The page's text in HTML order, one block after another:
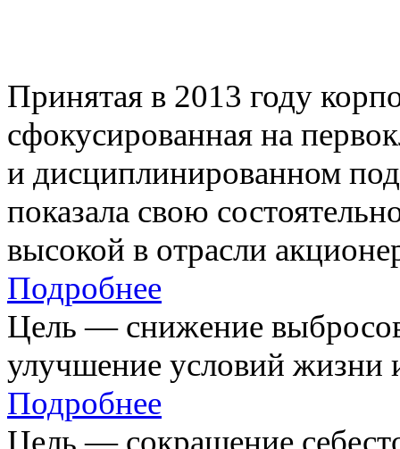
Принятая в 2013 году
сфокусированная на
и дисциплинированном
показала свою
высокой в отрасли
Подробнее
Цель — снижение
улучшение условий жизни
Подробнее
Цель — сокращение